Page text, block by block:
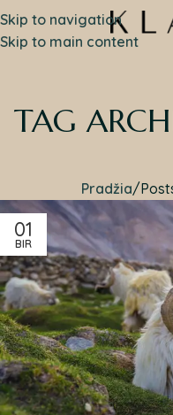
Skip to navigation
Skip to main content
TAG
Pradžia
01
BIR